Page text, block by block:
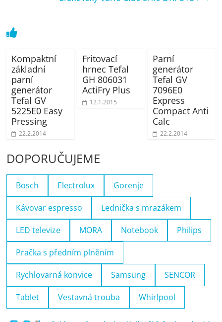
Kompaktní
základní
parní
generátor
Tefal GV
5225E0 Easy
Pressing
22.2.2014
Fritovací
hrnec Tefal
GH 806031
ActiFry Plus
12.1.2015
Parní
generátor
Tefal GV
7096E0
Express
Compact Anti
Calc
22.2.2014
DOPORUČUJEME
Bosch Electrolux Gorenje
Kávovar espresso Lednička s mrazákem
LED televize MORA Notebook Philips
Pračka s předním plněním
Rychlovarná konvice Samsung SENCOR
Tablet Vestavná trouba Whirlpool